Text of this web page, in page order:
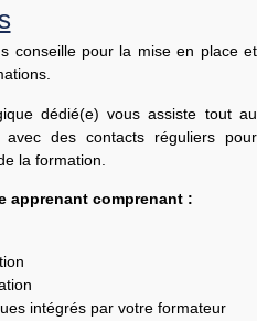
conseille pour la mise en place et
dédié(e) vous assiste tout au
des contacts réguliers pour
la formation.
apprenant comprenant :
intégrés par votre formateur